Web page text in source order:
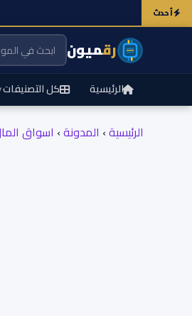
أحدث
رقميون
الرئيسية كل التصنيفات
الرئيسية› المدونة› اسواق